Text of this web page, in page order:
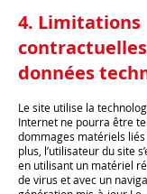
4. Limitations
données
Le site utilise la
Internet ne pourra être
dommages matériels liés
plus, l’utilisateur du site
en utilisant un matériel
de virus et avec un